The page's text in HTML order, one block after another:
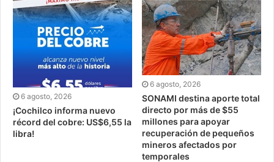
6 agosto, 2026
¡Cochilco informa nuevo
récord del cobre: US$6,55 la
libra!
6 agosto, 2026
SONAMI destina aporte total
directo por más de $55
millones para apoyar
recuperación de pequeños
mineros afectados por
temporales